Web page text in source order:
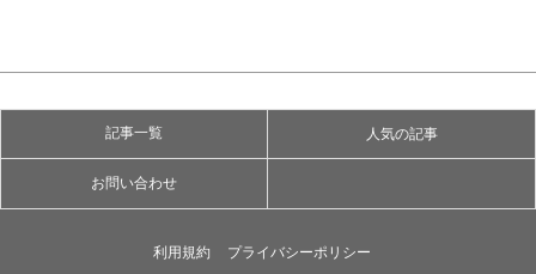
記事一覧 人気の記事
お問い合わせ
利用規約 プライバシーポリシー